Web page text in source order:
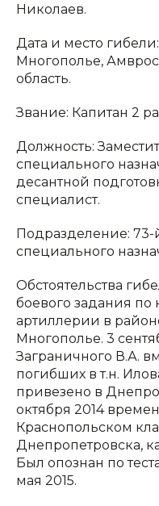
Николаев.
Дата и место гибели:
Многополье,
область.
Звание: Капитан 2
Должность:
специального
десантной
специалист.
Подразделение:
специального
Обстоятельства
боевого задания по
артиллерии в
Многополье. 3
Заграничного В.А.
погибших в т.н.
привезено в
октября 2014
Краснопольском
Днепропетровска,
Был опознан по
мая 2015.